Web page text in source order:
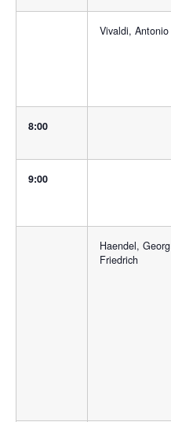
Vivaldi, Antonio
8:00
9:00
Haendel, Georg
Friedrich